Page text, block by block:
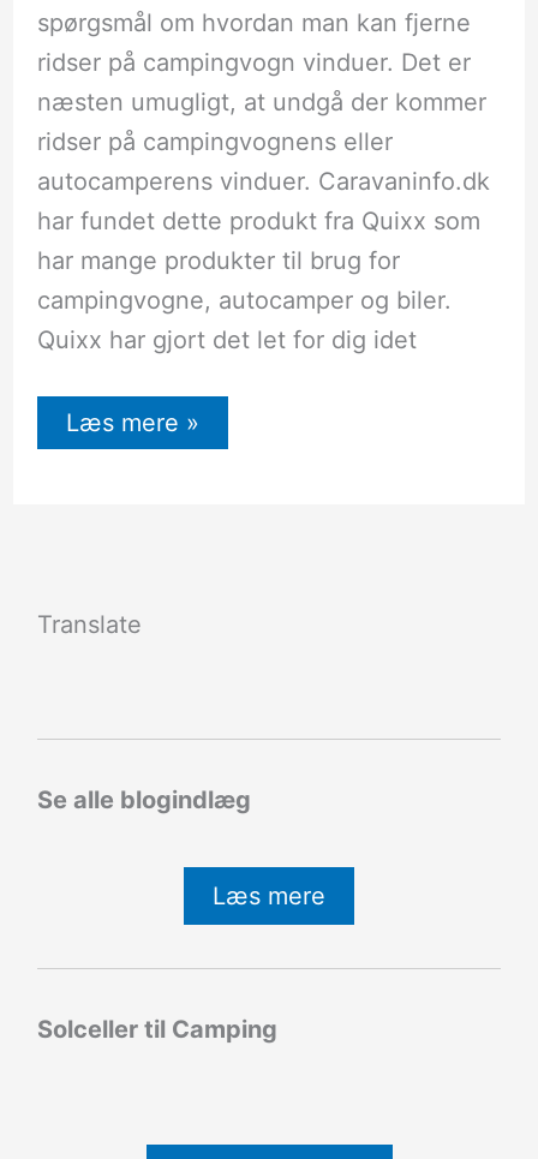
spørgsmål om hvordan man kan fjerne
ridser på campingvogn vinduer. Det er
næsten umugligt, at undgå der kommer
ridser på campingvognens eller
autocamperens vinduer. Caravaninfo.dk
har fundet dette produkt fra Quixx som
har mange produkter til brug for
campingvogne, autocamper og biler.
Quixx har gjort det let for dig idet
Læs mere »
Translate
Se alle blogindlæg
Læs mere
Solceller til Camping